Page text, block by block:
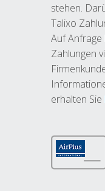
stehen.
Talixo
Auf
Zahlungen
erhalten Sie